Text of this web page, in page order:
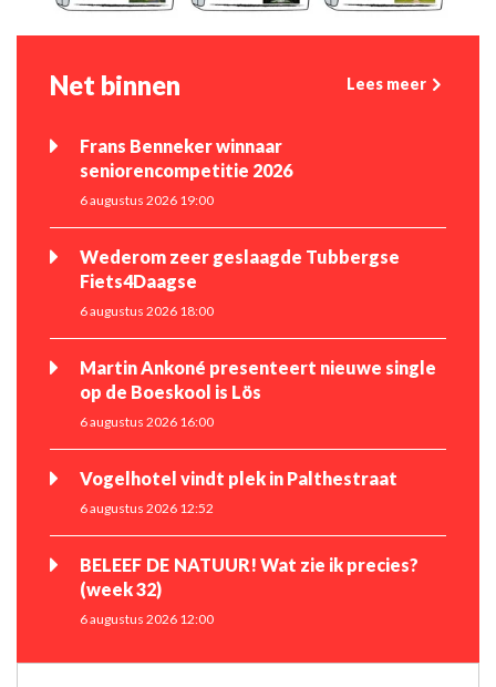
Net binnen Lees meer
Frans Benneker winnaar
seniorencompetitie 2026
6 augustus 2026 19:00
Wederom zeer geslaagde Tubbergse
Fiets4Daagse
6 augustus 2026 18:00
Martin Ankoné presenteert nieuwe single
op de Boeskool is Lös
6 augustus 2026 16:00
Vogelhotel vindt plek in Palthestraat
6 augustus 2026 12:52
BELEEF DE NATUUR! Wat zie ik precies?
(week 32)
6 augustus 2026 12:00